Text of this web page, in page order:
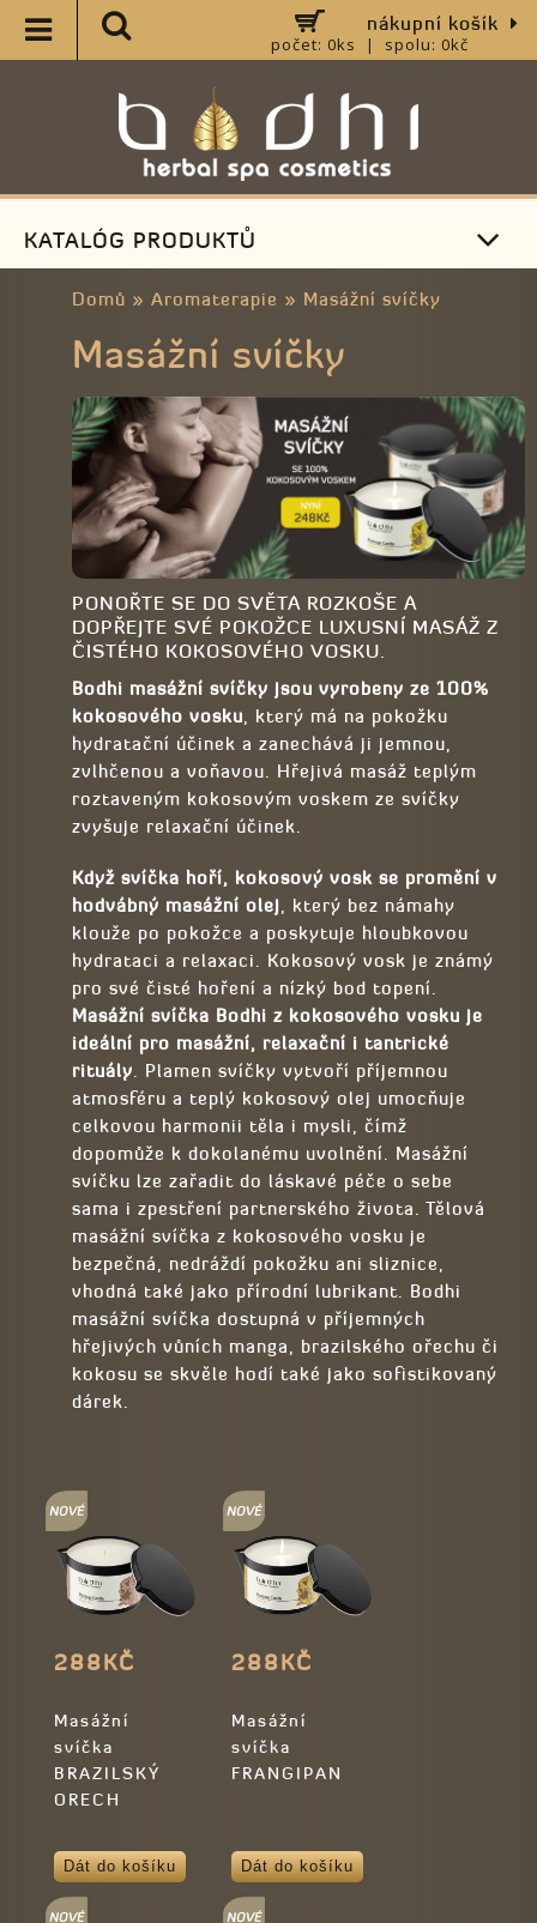
nákupní košík
počet: 0ks | spolu: 0kč
KATALÓG PRODUKTŮ
Domů » Aromaterapie » Masážní svíčky
Masážní svíčky
PONOŘTE SE DO SVĚTA ROZKOŠE A
DOPŘEJTE SVÉ POKOŽCE LUXUSNÍ MASÁŽ Z
ČISTÉHO KOKOSOVÉHO VOSKU.
Bodhi masážní svíčky jsou vyrobeny ze 100%
kokosového vosku, který má na pokožku
hydratační účinek a zanechává ji jemnou,
zvlhčenou a voňavou. Hřejivá masáž teplým
roztaveným kokosovým voskem ze svíčky
zvyšuje relaxační účinek.
Když svíčka hoří, kokosový vosk se promění v
hodvábný masážní olej, který bez námahy
klouže po pokožce a poskytuje hloubkovou
hydrataci a relaxaci. Kokosový vosk je známý
pro své čisté hoření a nízký bod topení.
Masážní svíčka Bodhi z kokosového vosku je
ideální pro masážní, relaxační i tantrické
rituály. Plamen svíčky vytvoří příjemnou
atmosféru a teplý kokosový olej umocňuje
celkovou harmonii těla i mysli, čímž
dopomůže k dokolanému uvolnění. Masážní
svíčku lze zařadit do láskavé péče o sebe
sama i zpestření partnerského života. Tělová
masážní svíčka z kokosového vosku je
bezpečná, nedráždí pokožku ani sliznice,
vhodná také jako přírodní lubrikant. Bodhi
masážní svíčka dostupná v příjemných
hřejivých vůních manga, brazilského ořechu či
kokosu se skvěle hodí také jako sofistikovaný
dárek.
288KČ
Masážní
svíčka
BRAZILSKÝ
ORECH
Dát do košíku
288KČ
Masážní
svíčka
FRANGIPANI
Dát do košíku